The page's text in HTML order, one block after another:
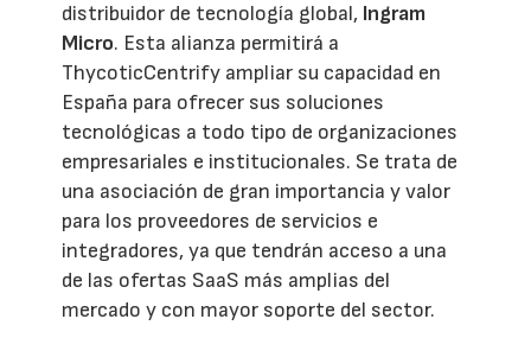
distribuidor de tecnología global, Ingram
Micro. Esta alianza permitirá a
ThycoticCentrify ampliar su capacidad en
España para ofrecer sus soluciones
tecnológicas a todo tipo de organizaciones
empresariales e institucionales. Se trata de
una asociación de gran importancia y valor
para los proveedores de servicios e
integradores, ya que tendrán acceso a una
de las ofertas SaaS más amplias del
mercado y con mayor soporte del sector.